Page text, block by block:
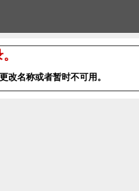
改名称或者暂时不可用。